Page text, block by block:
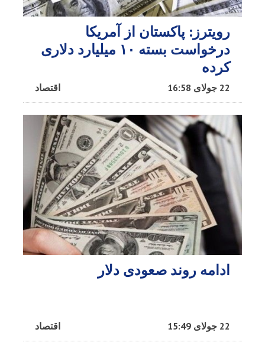
رویترز: پاکستان از آمریکا
درخواست بسته ۱۰ میلیارد دلاری
کرده
اقتصاد 22 جولای 16:58
ادامه روند صعودی دلار
اقتصاد 22 جولای 15:49